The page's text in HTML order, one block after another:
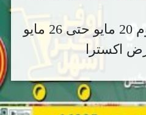
عروض سبينس اليوم 20 مايو حتى 26 مايو